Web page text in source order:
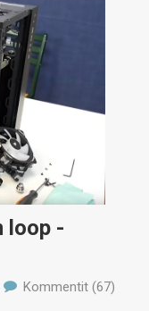
loop -
Kommentit (67)